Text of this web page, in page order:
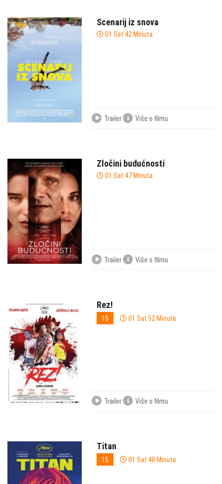
Scenarij iz snova
01 Sat 42 Minuta
Trailer Više o filmu
Zločini budućnosti
01 Sat 47 Minuta
Trailer Više o filmu
Rez!
15 01 Sat 52 Minuta
Trailer Više o filmu
Titan
15 01 Sat 48 Minuta